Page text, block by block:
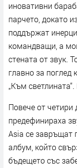
иновативни
парчето, докато
поддържат
командващи, а
стената от звук.
главно за
„Към
Повече от четири
предефинираха
Asia се завръщат
албум, който
бъдещето със